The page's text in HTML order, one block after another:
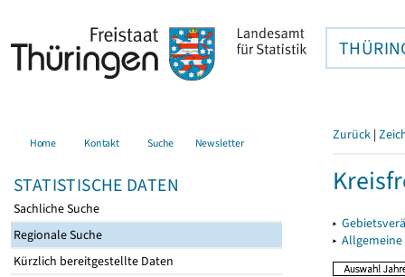
Home Kontakt Suche Newsletter
STATISTISCHE DATEN
Sachliche Suche
Regionale Suche
Kürzlich bereitgestellte Daten
Zurück |
▸
▸